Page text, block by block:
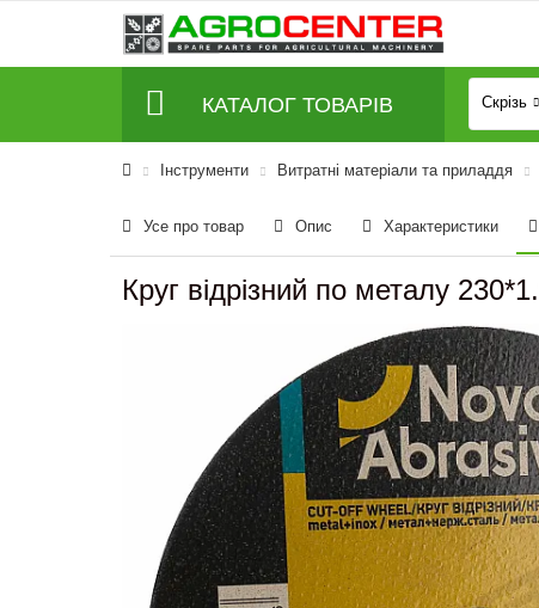
КАТАЛОГ ТОВАРІВ Скрізь
Інструменти Витратні матеріали та приладдя
Усе про товар Опис Характеристики
Круг відрізний по металу